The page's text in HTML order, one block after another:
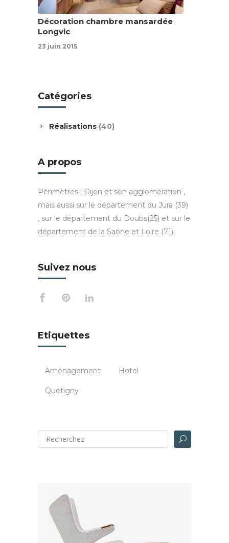
Décoration chambre mansardée
Longvic
23 juin 2015
Catégories
Réalisations (40)
A propos
Périmètres : Dijon et son agglomération ,
mais aussi sur le département du Jura (39)
, sur le département du Doubs(25) et sur le
département de la Saône et Loire (71).
Suivez nous
Etiquettes
Aménagement Hotel
Quétigny